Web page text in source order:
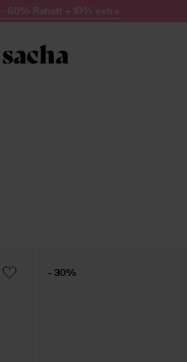
-60% Rabatt + 10% extra
- 30%